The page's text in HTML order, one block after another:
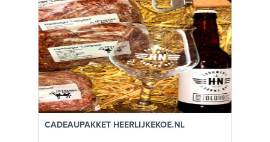
CADEAUPAKKET HEERLIJKEKOE.NL